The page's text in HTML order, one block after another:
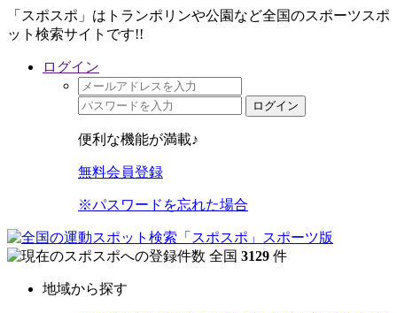
「スポスポ」はトランポリンや公園など全国のスポーツスポ
ット検索サイトです!!
ログイン
ログイン
便利な機能が満載♪
無料会員登録
※パスワードを忘れた場合
全国 3129 件
地域から探す